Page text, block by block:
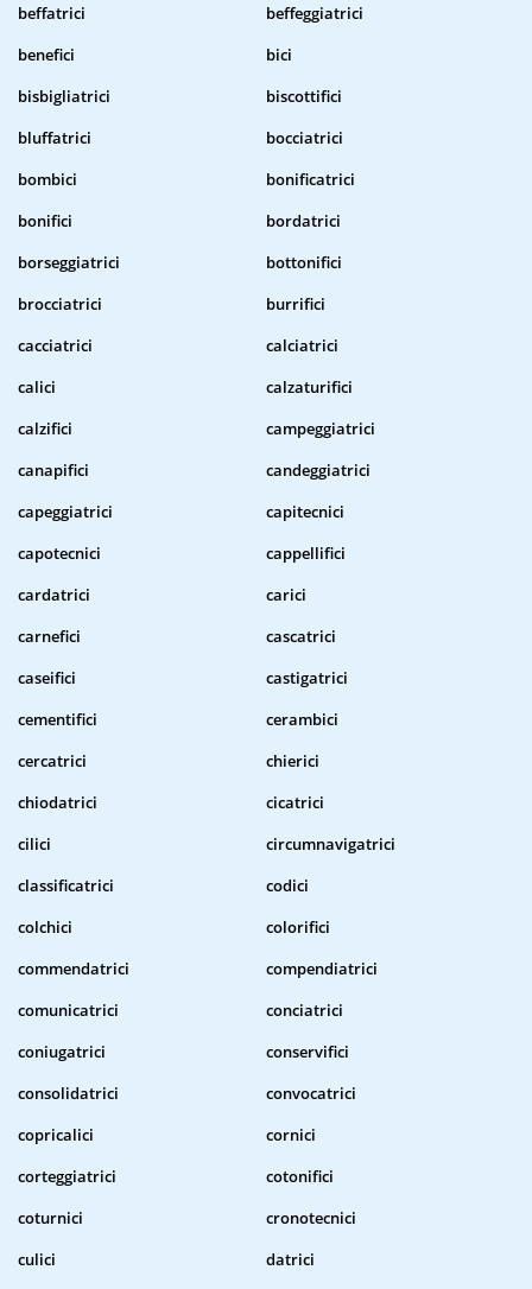
beffatrici
beffeggiatrici
benefici
bici
bisbigliatrici
biscottifici
bluffatrici
bocciatrici
bombici
bonificatrici
bonifici
bordatrici
borseggiatrici
bottonifici
brocciatrici
burrifici
cacciatrici
calciatrici
calici
calzaturifici
calzifici
campeggiatrici
canapifici
candeggiatrici
capeggiatrici
capitecnici
capotecnici
cappellifici
cardatrici
carici
carnefici
cascatrici
caseifici
castigatrici
cementifici
cerambici
cercatrici
chierici
chiodatrici
cicatrici
cilici
circumnavigatrici
classificatrici
codici
colchici
colorifici
commendatrici
compendiatrici
comunicatrici
conciatrici
coniugatrici
conservifici
consolidatrici
convocatrici
copricalici
cornici
corteggiatrici
cotonifici
coturnici
cronotecnici
culici
datrici